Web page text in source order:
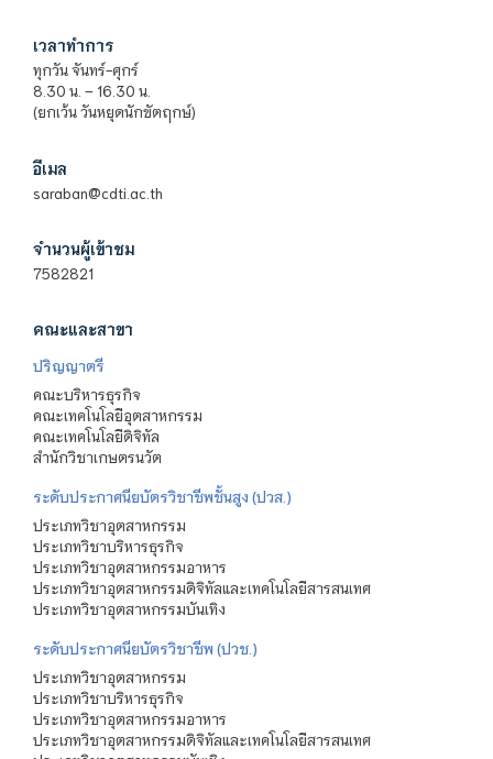
เวลาทำการ
ทุกวัน จันทร์-ศุกร์
8.30 น. – 16.30 น.
(ยกเว้น วันหยุดนักขัตฤกษ์)
อีเมล
saraban@cdti.ac.th
จำนวนผู้เข้าชม
7582821
คณะและสาขา
ปริญญาตรี
คณะบริหารธุรกิจ
คณะเทคโนโลยีอุตสาหกรรม
คณะเทคโนโลยีดิจิทัล
สำนักวิชาเกษตรนวัต
ระดับประกาศนียบัตรวิชาชีพชั้นสูง (ปวส.)
ประเภทวิชาอุตสาหกรรม
ประเภทวิชาบริหารธุรกิจ
ประเภทวิชาอุตสาหกรรมอาหาร
ประเภทวิชาอุตสาหกรรมดิจิทัลและเทคโนโลยีสารสนเทศ
ประเภทวิชาอุตสาหกรรมบันเทิง
ระดับประกาศนียบัตรวิชาชีพ (ปวช.)
ประเภทวิชาอุตสาหกรรม
ประเภทวิชาบริหารธุรกิจ
ประเภทวิชาอุตสาหกรรมอาหาร
ประเภทวิชาอุตสาหกรรมดิจิทัลและเทคโนโลยีสารสนเทศ